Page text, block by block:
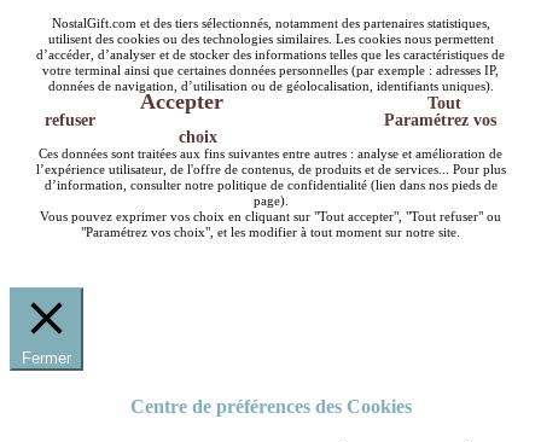
NostalGift.com et des tiers sélectionnés, notamment des partenaires statistiques,
utilisent des cookies ou des technologies similaires. Les cookies nous permettent
d’accéder, d’analyser et de stocker des informations telles que les caractéristiques de
votre terminal ainsi que certaines données personnelles (par exemple : adresses IP,
données de navigation, d’utilisation ou de géolocalisation, identifiants uniques).
Accepter
Tout
refuser
Paramétrez vos
choix
Ces données sont traitées aux fins suivantes entre autres : analyse et amélioration de
l’expérience utilisateur, de l'offre de contenus, de produits et de services... Pour plus
d’information, consulter notre politique de confidentialité (lien dans nos pieds de
page).
Vous pouvez exprimer vos choix en cliquant sur "Tout accepter", "Tout refuser" ou
"Paramétrez vos choix", et les modifier à tout moment sur notre site.
Fermer
Centre de préférences des Cookies